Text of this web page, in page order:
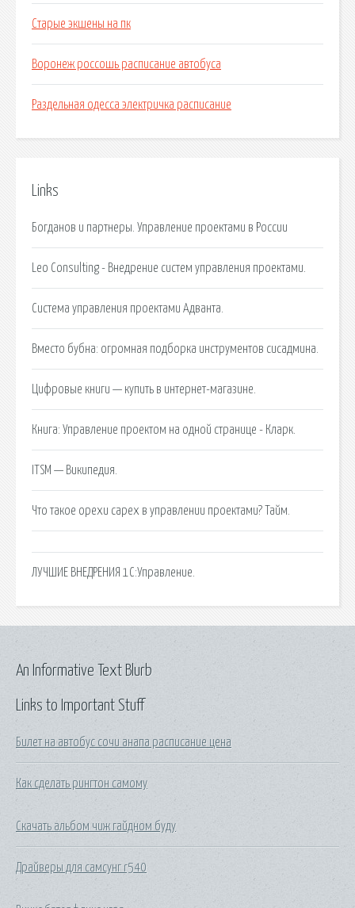
Старые экшены на пк
Воронеж россошь расписание автобуса
Раздельная одесса электричка расписание
Links
Богданов и партнеры. Управление проектами в России
Leo Consulting - Внедрение систем управления проектами.
Система управления проектами Адванта.
Вместо бубна: огромная подборка инструментов сисадмина.
Цифровые книги — купить в интернет-магазине.
Книга: Управление проектом на одной странице - Кларк.
ITSM — Википедия.
Что такое opexи capex в управлении проектами? Тайм.
ЛУЧШИЕ ВНЕДРЕНИЯ 1С:Управление.
Links to Important Stuff
Билет на автобус сочи анапа расписание цена
Как сделать рингтон самому
Скачать альбом чиж гайдном буду
Драйверы для самсунг r540
An Informative Text Blurb